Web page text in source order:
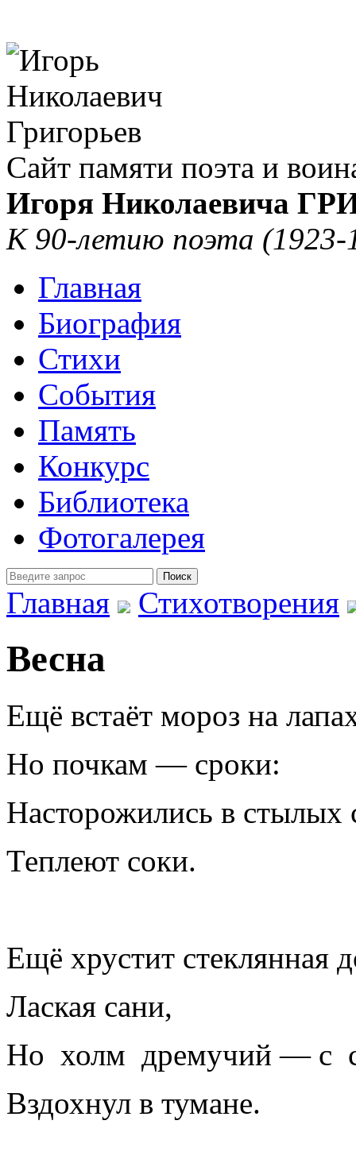
Сайт памяти поэта и
Игоря Николаевича
К 90-летию поэта (1923-
Главная
Биография
Стихи
События
Память
Конкурс
Библиотека
Фотогалерея
Главная
Стихотворения
Весна
Ещё встаёт мороз на
Но почкам — сроки:
Насторожились в стылых
Теплеют соки.
Ещё хрустит стеклянная
Лаская сани,
Но холм дремучий — с
Вздохнул в тумане.